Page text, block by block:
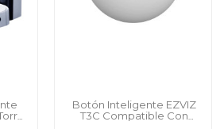
Botón Inteligente EZVIZ
T3C Compatible Con